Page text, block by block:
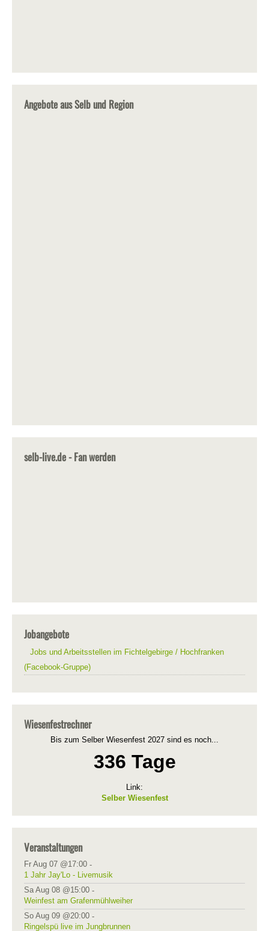
Angebote aus Selb und Region
selb-live.de - Fan werden
Jobangebote
Jobs und Arbeitsstellen im Fichtelgebirge / Hochfranken
(Facebook-Gruppe)
Wiesenfestrechner
Bis zum Selber Wiesenfest 2027 sind es noch...
336 Tage
Link:
Selber Wiesenfest
Veranstaltungen
Fr Aug 07 @17:00 -
1 Jahr Jay'Lo - Livemusik
Sa Aug 08 @15:00 -
Weinfest am Grafenmühlweiher
So Aug 09 @20:00 -
Ringelspü live im Jungbrunnen